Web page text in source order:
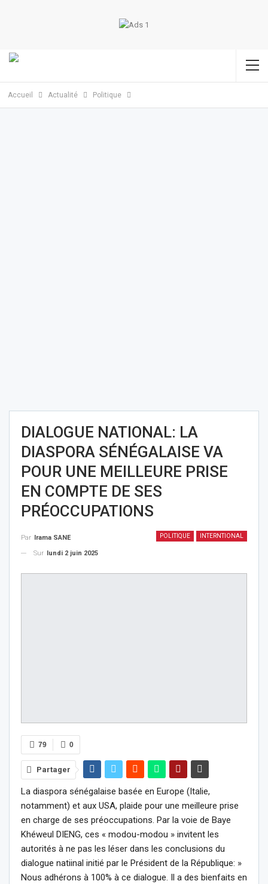
Accueil Actualité Politique
DIALOGUE NATIONAL: LA
DIASPORA SÉNÉGALAISE VA
POUR UNE MEILLEURE PRISE
EN COMPTE DE SES
PRÉOCCUPATIONS
POLITIQUE INTERNTIONAL
Par Irama SANE
Sur lundi 2 juin 2025
0
79
Partager
La diaspora sénégalaise basée en Europe (Italie,
notamment) et aux USA, plaide pour une meilleure prise
en charge de ses préoccupations. Par la voie de Baye
Khéweul DIENG, ces « modou-modou » invitent les
autorités à ne pas les léser dans les conclusions du
dialogue natiinal initié par le Président de la République: »
Nous adhérons à 100% à ce dialogue. Il a des bienfaits en